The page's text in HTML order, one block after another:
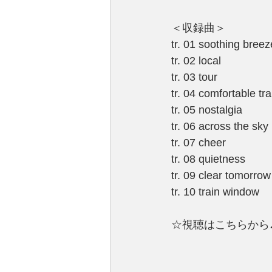
＜収録曲＞
tr. 01 soothing
tr. 02 local
tr. 03 tour
tr. 04 comfortable
tr. 05 nostalgia
tr. 06 across the sky
tr. 07 cheer
tr. 08 quietness
tr. 09 clear tomorrow
tr. 10 train window
☆視聴はこちらから